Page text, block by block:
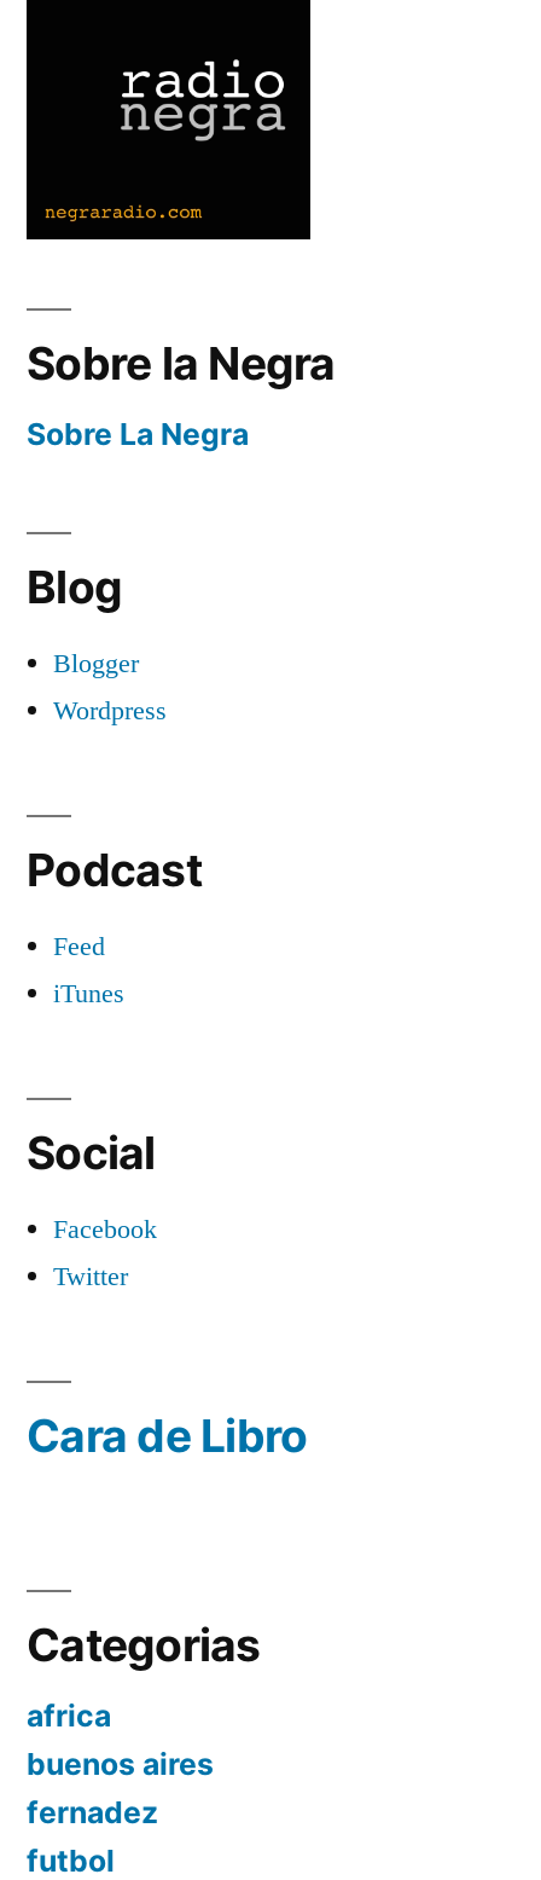
Sobre la Negra
Sobre La Negra
Blog
Blogger
Wordpress
Podcast
Feed
iTunes
Social
Facebook
Twitter
Cara de Libro
Categorias
africa
buenos aires
fernadez
futbol